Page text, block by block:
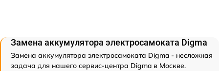
Замена аккумулятора электросамоката Digma
Замена аккумулятора электросамоката Digma - несложная
задача для нашего сервис-центра Digma в Москве.